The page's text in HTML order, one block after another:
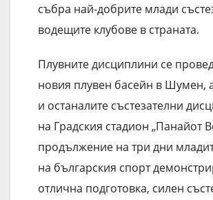
събра най-добрите млади
водещите клубове в страната.
Плувните дисциплини се
новия плувен басейн в Шумен,
и останалите състезателни
на Градския стадион „Панайот
продължение на три дни
на българския спорт
отлична подготовка, силен